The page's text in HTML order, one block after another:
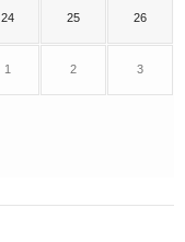
24 25 26
1 2 3